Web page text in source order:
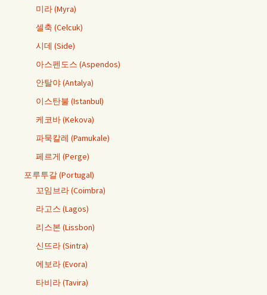
미라 (Myra)
셀축 (Celcuk)
시데 (Side)
아스펜도스 (Aspendos)
안탈야 (Antalya)
이스탄불 (Istanbul)
케코바 (Kekova)
파묵칼레 (Pamukale)
페르게 (Perge)
포루투갈 (Portugal)
꼬임브라 (Coimbra)
라고스 (Lagos)
리스본 (Lissbon)
신뜨라 (Sintra)
에보라 (Evora)
타비라 (Tavira)